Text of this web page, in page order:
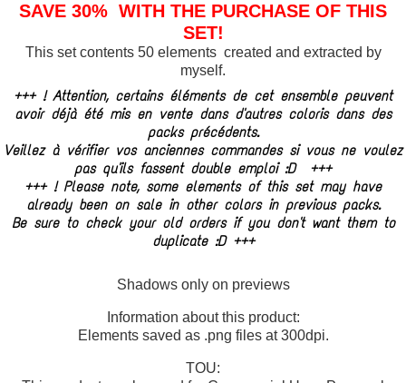
SAVE 30% WITH THE PURCHASE OF THIS
SET!
This set contents 50 elements created and extracted by
myself.
+++ ! Attention, certains éléments de cet ensemble peuvent
avoir déjà été mis en vente dans d'autres coloris dans des
packs précédents.
Veillez à vérifier vos anciennes commandes si vous ne voulez
pas qu'ils fassent double emploi :D +++
+++ ! Please note, some elements of this set may have
already been on sale in other colors in previous packs.
Be sure to check your old orders if you don't want them to
duplicate :D +++
Shadows only on previews
Information about this product:
Elements saved as .png files at 300dpi.
TOU: